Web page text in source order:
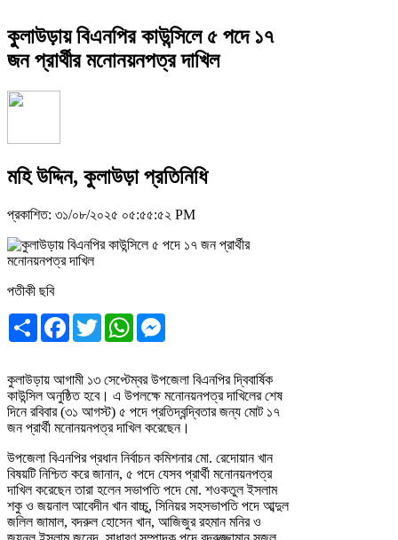
কুলাউড়ায় বিএনপির কাউন্সিলে ৫ পদে ১৭
জন প্রার্থীর মনোনয়নপত্র দাখিল
মহি উদ্দিন, কুলাউড়া প্রতিনিধি
প্রকাশিত: ৩১/০৮/২০২৫ ০৫:৫৫:৫২ PM
পতীকী ছবি
Share Facebook
TwitterWhatsApp
কুলাউড়ায় আগামী ১৩ সেপ্টেম্বর উপজেলা বিএনপির দ্বিবার্ষিক
কাউন্সিল অনুষ্ঠিত হবে। এ উপলক্ষে মনোনয়নপত্র দাখিলের শেষ
দিনে রবিবার (৩১ আগস্ট) ৫ পদে প্রতিদ্বন্দ্বিতার জন্য মোট ১৭
জন প্রার্থী মনোনয়নপত্র দাখিল করেছেন।
উপজেলা বিএনপির প্রধান নির্বাচন কমিশনার মো. রেদোয়ান খান
বিষয়টি নিশ্চিত করে জানান, ৫ পদে যেসব প্রার্থী মনোনয়নপত্র
দাখিল করেছেন তারা হলেন সভাপতি পদে মো. শওকতুল ইসলাম
শকু ও জয়নাল আবেদীন খান বাচ্চু, সিনিয়র সহসভাপতি পদে আব্দুল
জলিল জামাল, বদরুল হোসেন খান, আজিজুর রহমান মনির ও